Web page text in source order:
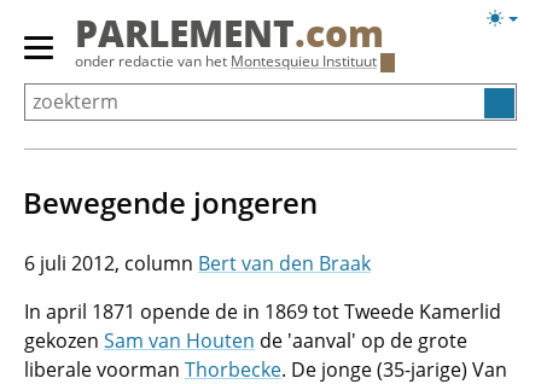
Overslaan
Primair
menu
tonen/verbergen
PARLEMENT.com
onder redactie van het Montesquieu Instituut
Bewegende jongeren
6 juli 2012
Bert van den Braak
In april 1871 opende de in 1869 tot Tweede Kamerlid
gekozen Sam van Houten de 'aanval' op de grote
liberale voorman Thorbecke. De jonge (35-jarige) Van